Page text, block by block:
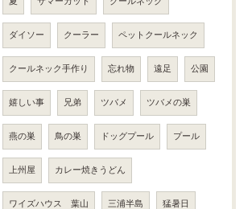
ダイソー クーラー ペットクールネック
クールネック手作り 忘れ物 遠足 公園
嬉しい事 兄弟 ツバメ ツバメの巣
燕の巣 鳥の巣 ドッグプール プール
上州屋 カレー焼きうどん
ワイズハウス 葉山 三浦半島 猛暑日